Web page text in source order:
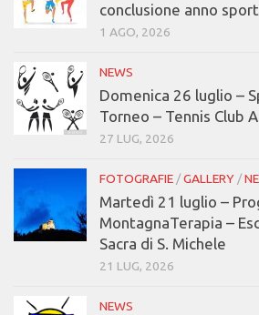
conclusione anno
1 AGO, 2026
NEWS
Domenica 26 luglio –
Torneo – Tennis Club
27 LUG, 2026
FOTOGRAFIE /GALLERY /
Martedì 21 luglio –
MontagnaTerapia –
Sacra di S. Michele
21 LUG, 2026
NEWS